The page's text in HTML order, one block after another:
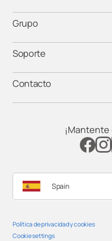
Grupo
Soporte
Contacto
Spain
Política de privacidad y cookies
Cookie settings